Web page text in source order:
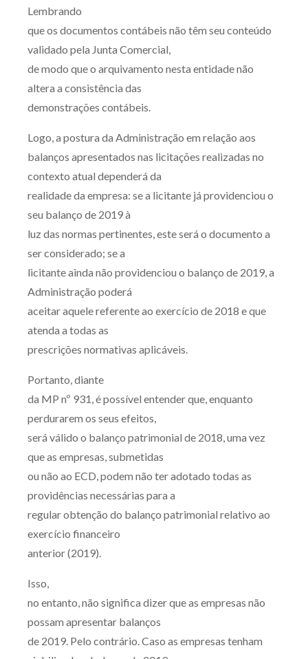
Lembrando
que os documentos contábeis não têm seu conteúdo
validado pela Junta Comercial,
de modo que o arquivamento nesta entidade não
altera a consistência das
demonstrações contábeis.
Logo, a postura da Administração em relação aos
balanços apresentados nas licitações realizadas no
contexto atual dependerá da
realidade da empresa: se a licitante já providenciou o
seu balanço de 2019 à
luz das normas pertinentes, este será o documento a
ser considerado; se a
licitante ainda não providenciou o balanço de 2019, a
Administração poderá
aceitar aquele referente ao exercício de 2018 e que
atenda a todas as
prescrições normativas aplicáveis.
Portanto, diante
da MP nº 931, é possível entender que, enquanto
perdurarem os seus efeitos,
será válido o balanço patrimonial de 2018, uma vez
que as empresas, submetidas
ou não ao ECD, podem não ter adotado todas as
providências necessárias para a
regular obtenção do balanço patrimonial relativo ao
exercício financeiro
anterior (2019).
Isso,
no entanto, não significa dizer que as empresas não
possam apresentar balanços
de 2019. Pelo contrário. Caso as empresas tenham